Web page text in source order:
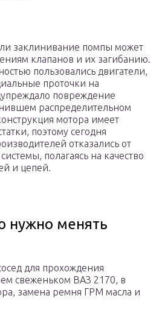
заклинивание помпы может
клапанов и их загибанию.
пользовались двигатели,
проточки на
повреждение
распределительном
мотора имеет
поэтому сегодня
отказались от
полагаясь на качество
и цепей.
нужно менять
для прохождения
свеженьком ВАЗ 2170, в
замена ремня ГРМ масла и